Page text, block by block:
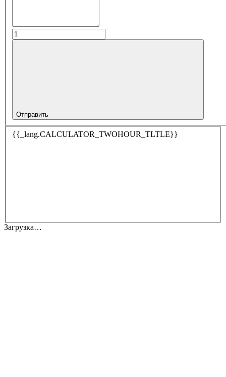
Отправить
{{_lang.CALCULATOR_TWOHOUR_TLTLE}}
Загрузка…